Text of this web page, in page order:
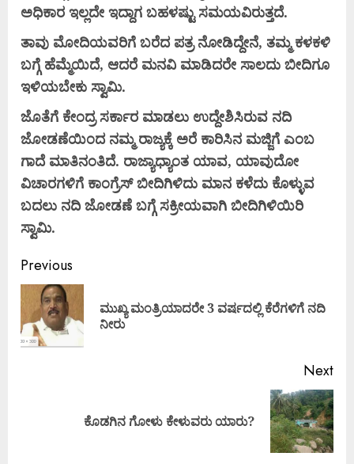
ಅಧಿಕಾರ ಇಲ್ಲದೇ ಇದ್ದಾಗ ಬಹಳಷ್ಟು ಸಮಯವಿರುತ್ತದೆ.
ತಾವು ಮೋದಿಯವರಿಗೆ ಬರೆದ ಪತ್ರ ನೋಡಿದ್ದೇನೆ, ತಮ್ಮ ಕಳಕಳಿ
ಬಗ್ಗೆ ಹೆಮ್ಮೆಯಿದೆ, ಆದರೆ ಮನವಿ ಮಾಡಿದರೇ ಸಾಲದು ಬೀದಿಗೂ
ಇಳಿಯಬೇಕು ಸ್ವಾಮಿ.
ಜೊತೆಗೆ ಕೇಂದ್ರ ಸರ್ಕಾರ ಮಾಡಲು ಉದ್ದೇಶಿಸಿರುವ ನದಿ
ಜೋಡಣೆಯಿಂದ ನಮ್ಮ ರಾಜ್ಯಕ್ಕೆ ಅರೆ ಕಾರಿಸಿನ ಮಜ್ಜಿಗೆ ಎಂಬ
ಗಾದೆ ಮಾತಿನಂತಿದೆ. ರಾಜ್ಯಾಧ್ಯಾಂತ ಯಾವ, ಯಾವುದೋ
ವಿಚಾರಗಳಿಗೆ ಕಾಂಗ್ರೆಸ್ ಬೀದಿಗಿಳಿದು ಮಾನ ಕಳೆದು ಕೊಳ್ಳುವ
ಬದಲು ನದಿ ಜೋಡಣೆ ಬಗ್ಗೆ ಸಕ್ರೀಯವಾಗಿ ಬೀದಿಗಿಳಿಯಿರಿ
ಸ್ವಾಮಿ.
Previous
ಮುಖ್ಯ ಮಂತ್ರಿಯಾದರೇ 3 ವರ್ಷದಲ್ಲಿ ಕೆರೆಗಳಿಗೆ ನದಿ
ನೀರು
Next
ಕೊಡಗಿನ ಗೋಳು ಕೇಳುವರು ಯಾರು?